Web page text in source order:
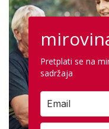
Pretplati se na
sadržaja